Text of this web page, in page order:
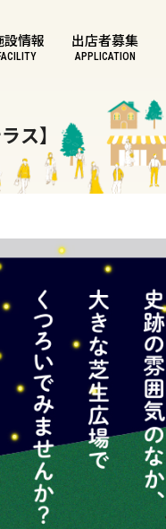
設情報 出店者募集
APPLICATION
ス】